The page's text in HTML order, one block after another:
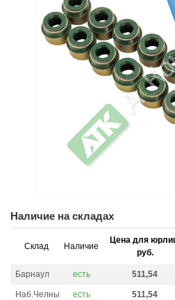
Наличие на складах
Склад Наличие
Цена для
руб.
Барнаул есть 511,54
Наб.Челны есть 511,54